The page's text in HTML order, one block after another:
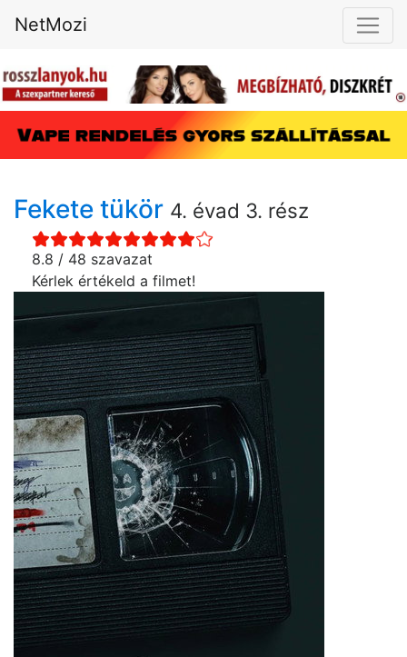
NetMozi
Fekete tükör 4. évad 3. rész
8.8 / 48 szavazat
Kérlek értékeld a filmet!